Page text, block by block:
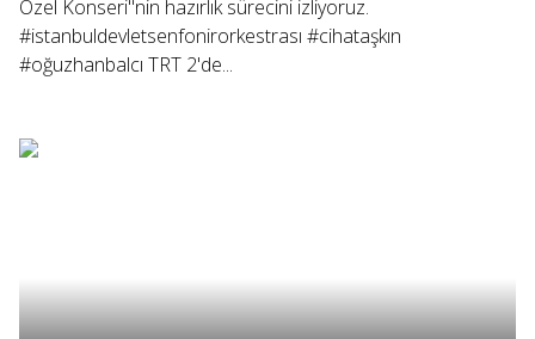
Özel Konseri"nin hazırlık sürecini izliyoruz.
#istanbuldevletsenfonirorkestrası #cihataşkın
#oğuzhanbalcı TRT 2'de...